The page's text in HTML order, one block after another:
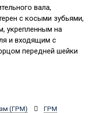
вала,
с косыми зубьями,
укрепленным на
и входящим с
передней шейки
(ГРМ)
ГРМ